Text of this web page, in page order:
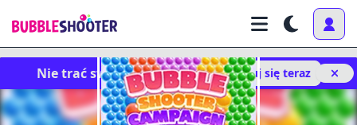
Nie trać swoich postępów! Zaloguj się teraz
x